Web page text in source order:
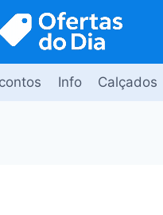
Info Calçados